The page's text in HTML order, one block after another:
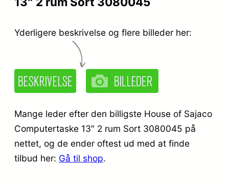
a
r
:
k
.
1
.
r
.
9
9
,
9
Yderligere beskrivelse og flere billeder her:
Mange leder efter den billigste House of Sajaco
Computertaske 13″ 2 rum Sort 3080045 på
nettet, og de ender oftest ud med at finde
tilbud her: Gå til shop.